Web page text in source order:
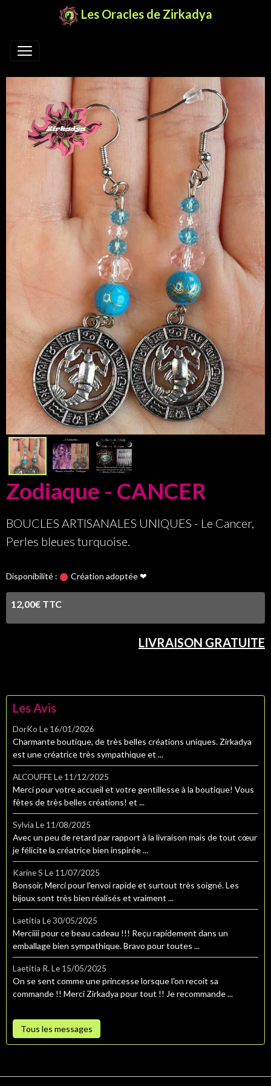
Les Oracles de Zirkadya
Zodiaque - CANCER
BOUCLES ARTISANALES UNIQUES - Le Cancer,
Perles bleues turquoise.
Disponibilité : Création adoptée ❤
12,00€ TTC
LIVRAISON GRATUITE
Les Avis
DorKo Le 16/01/2026
Charmante boutique, de très belles créations uniques. Zirkadya
est une créatrice très sympathique et ...
ALCOUFFELe 11/12/2025
Merci pour votre accueil et votre gentillesse à la boutique! Vous
fêtes de très belles créations! et ...
Sylvia Le 11/08/2025
Avec un peu de retard par rapport à la livraison mais de tout cœur
je félicite la créatrice bien inspirée ...
Karine S Le 11/07/2025
Bonsoir, Merci pour l'envoi rapide et surtout très soigné. Les
bijoux sont très bien réalisés et vraiment ...
Laetitia Le 30/05/2025
Merciiii pour ce beau cadeau !!! Reçu rapidement dans un
emballage bien sympathique. Bravo pour toutes ...
Laetitia R. Le 15/05/2025
On se sent comme une princesse lorsque l'on recoit sa
commande !! Merci Zirkadya pour tout !! Je recommande ...
Tous les messages